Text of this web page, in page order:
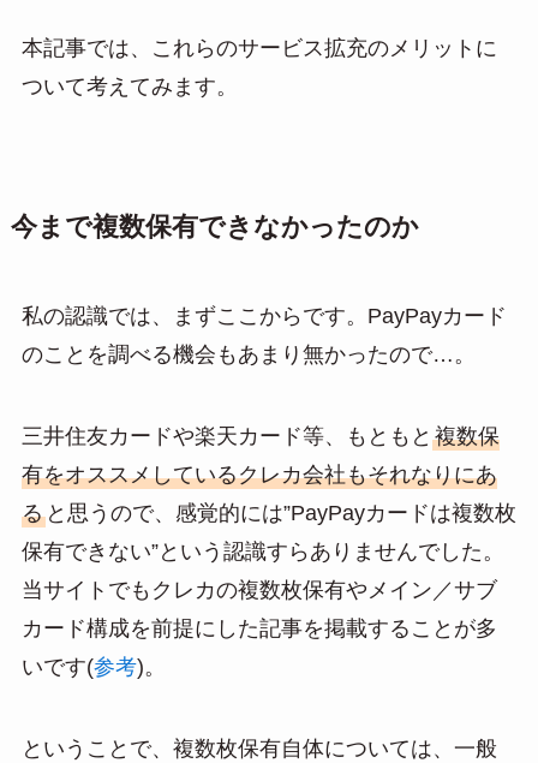
本記事では、これらのサービス拡充のメリットに
ついて考えてみます。
今まで複数保有できなかったのか
私の認識では、まずここからです。PayPayカード
のことを調べる機会もあまり無かったので…。
三井住友カードや楽天カード等、もともと 複数保
有をオススメしているクレカ会社もそれなりにあ
ると思うので、感覚的には”PayPayカードは複数枚
保有できない”という認識すらありませんでした。
当サイトでもクレカの複数枚保有やメイン／サブ
カード構成を前提にした記事を掲載することが多
いです(参考)。
ということで、複数枚保有自体については、一般